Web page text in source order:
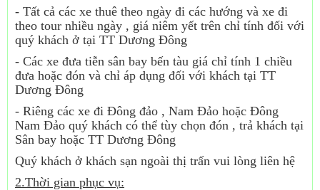
- Tất cả các xe thuê theo ngày đi các hướng và xe đi
theo tour nhiều ngày , giá niêm yết trên chỉ tính đối với
quý khách ở tại TT Dương Đông
- Các xe đưa tiễn sân bay bến tàu giá chỉ tính 1 chiều
đưa hoặc đón và chỉ áp dụng đối với khách tại TT
Dương Đông
- Riêng các xe đi Đông đảo , Nam Đảo hoặc Đông
Nam Đảo quý khách có thể tùy chọn đón , trả khách tại
Sân bay hoặc TT Dương Đông
Quý khách ở khách sạn ngoài thị trấn vui lòng liên hệ
2.Thời gian phục vụ: